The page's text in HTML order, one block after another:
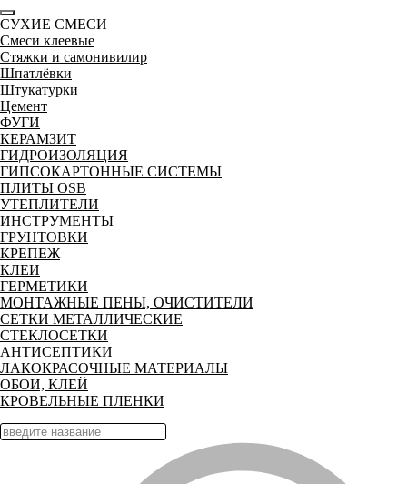
СУХИЕ СМЕСИ
Смеси клеевые
Стяжки и самонивилир
Шпатлёвки
Штукатурки
Цемент
ФУГИ
КЕРАМЗИТ
ГИДРОИЗОЛЯЦИЯ
ГИПСОКАРТОННЫЕ СИСТЕМЫ
ПЛИТЫ OSB
УТЕПЛИТЕЛИ
ИНСТРУМЕНТЫ
ГРУНТОВКИ
КРЕПЕЖ
КЛЕИ
ГЕРМЕТИКИ
МОНТАЖНЫЕ ПЕНЫ, ОЧИСТИТЕЛИ
СЕТКИ МЕТАЛЛИЧЕСКИЕ
СТЕКЛОСЕТКИ
АНТИСЕПТИКИ
ЛАКОКРАСОЧНЫЕ МАТЕРИАЛЫ
ОБОИ, КЛЕЙ
КРОВЕЛЬНЫЕ ПЛЕНКИ